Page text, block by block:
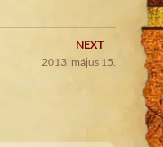
NEXT
2013. május 15.